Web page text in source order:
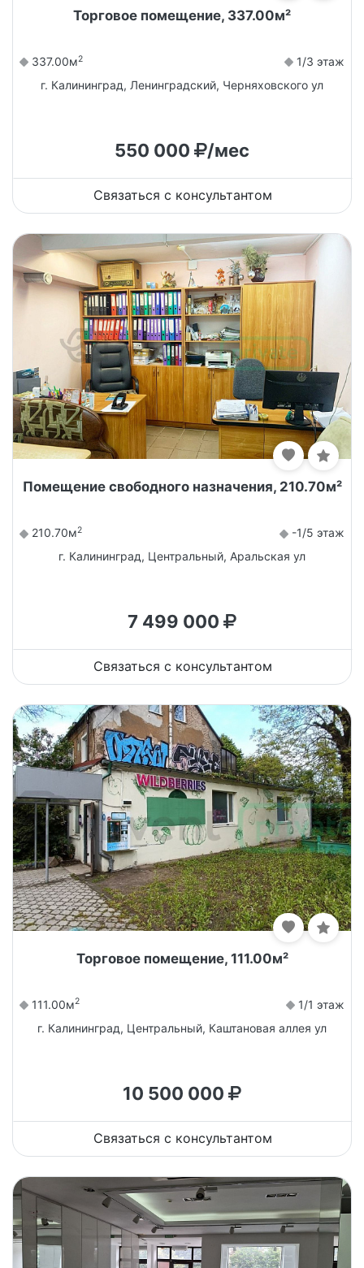
Торговое помещение, 337.00м²
337.00м2
1/3 этаж
г. Калининград, Ленинградский, Черняховского ул
550 000 /мес
Связаться с консультантом
Помещение свободного назначения, 210.70м²
210.70м2
-1/5 этаж
г. Калининград, Центральный, Аральская ул
7 499 000
Связаться с консультантом
Торговое помещение, 111.00м²
111.00м2
1/1 этаж
г. Калининград, Центральный, Каштановая аллея ул
10 500 000
Связаться с консультантом